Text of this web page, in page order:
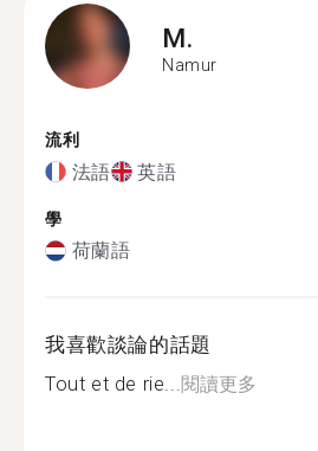
M.
Namur
流利
法語 英語
學
荷蘭語
我喜歡談論的話題
Tout et de rie...閱讀更多